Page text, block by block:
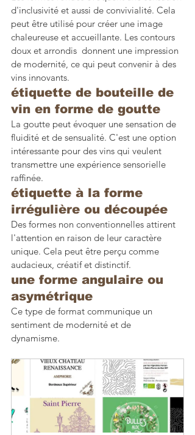
d'inclusivité et aussi de convivialité. Cela
peut être utilisé pour créer une image
chaleureuse et accueillante. Les contours
doux et arrondis  donnent une impression
de modernité, ce qui peut convenir à des
vins innovants.
étiquette de bouteille de
vin en forme de goutte
La goutte peut évoquer une sensation de
fluidité et de sensualité. C'est une option
intéressante pour des vins qui veulent
transmettre une expérience sensorielle
raffinée.
étiquette à la forme
irrégulière ou découpée
Des formes non conventionnelles attirent
l'attention en raison de leur caractère
unique. Cela peut être perçu comme
audacieux, créatif et distinctif.
une forme angulaire ou
asymétrique
Ce type de format communique un
sentiment de modernité et de
dynamisme.